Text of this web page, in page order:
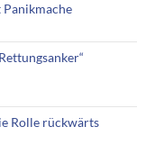
Rolle rückwärts